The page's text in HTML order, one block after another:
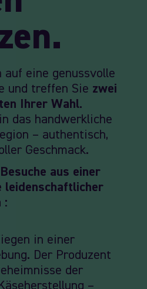
auf eine genussvolle
und treffen Sie zwei
Ihrer Wahl.
das handwerkliche
– authentisch,
Geschmack.
aus einer
:
in einer
Der Produzent
der
–